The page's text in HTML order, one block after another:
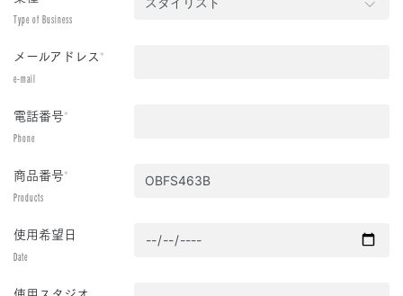
Type of Business
メールアドレス*
e-mail
電話番号*
Phone
商品番号*
Products
使用希望日
Date